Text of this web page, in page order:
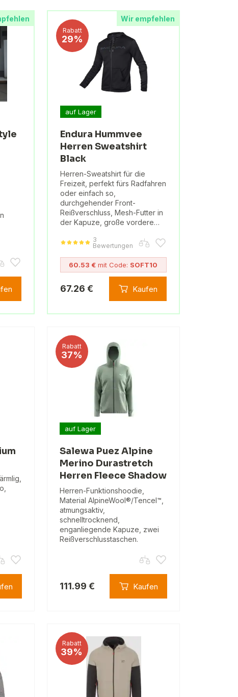
Wir empfehlen
Rabatt
29%
auf Lager
Endura Hummvee
Herren Sweatshirt
Black
Herren-Sweatshirt für die
Freizeit, perfekt fürs Radfahren
oder einfach so,
durchgehender Front-
Reißverschluss, Mesh-Futter in
der Kapuze, große vordere…
3
Bewertungen
60.53 € mit Code: SOFT10
67.26 € Kaufen
Rabatt
37%
auf Lager
Salewa Puez Alpine
Merino Durastretch
Herren Fleece Shadow
Herren-Funktionshoodie,
Material AlpineWool®/Tencel™,
atmungsaktiv,
schnelltrocknend,
enganliegende Kapuze, zwei
Reißverschlusstaschen.
111.99 € Kaufen
Rabatt
39%